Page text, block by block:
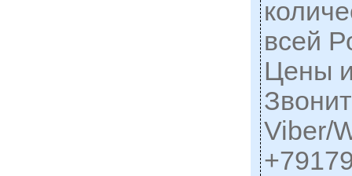
всей
Цены
Viber/